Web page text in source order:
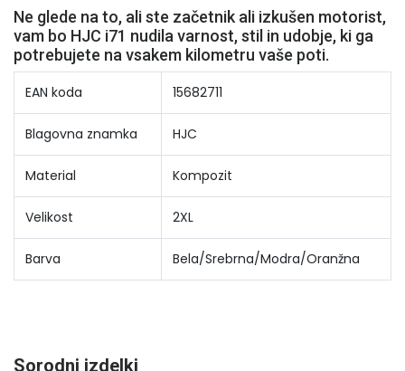
Ne glede na to, ali ste začetnik ali izkušen motorist,
vam bo HJC i71 nudila varnost, stil in udobje, ki ga
potrebujete na vsakem kilometru vaše poti.
EAN koda 15682711
Blagovna znamka HJC
Material Kompozit
Velikost 2XL
Barva Bela/Srebrna/Modra/Oranžna
Sorodni izdelki